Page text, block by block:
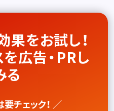
果をお試し！
広告・PRし
る
チェック！ ／